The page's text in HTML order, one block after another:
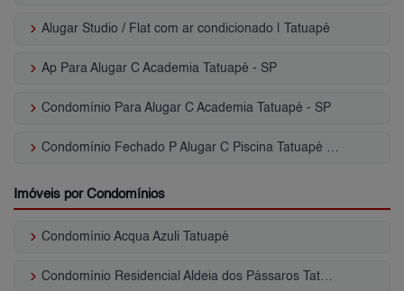
keyboard_arrow_right Alugar Studio / Flat com ar condicionado | Tatuapé
keyboard_arrow_right Ap Para Alugar C Academia Tatuapé - SP
keyboard_arrow_right Condomínio Para Alugar C Academia Tatuapé - SP
keyboard_arrow_right Condomínio Fechado P Alugar C Piscina Tatuapé - SP
Imóveis por Condomínios
keyboard_arrow_right Condomínio Acqua Azuli Tatuapé
keyboard_arrow_right Condomínio Residencial Aldeia dos Pássaros Tatuapé